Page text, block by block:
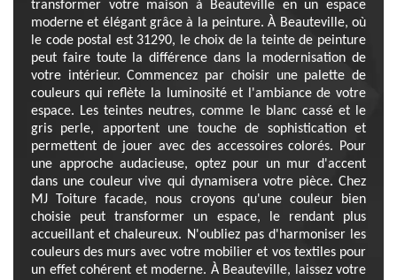
transformer votre maison à Beauteville en un espace
moderne et élégant grâce à la peinture. À Beauteville, où
le code postal est 31290, le choix de la teinte de peinture
peut faire toute la différence dans la modernisation de
votre intérieur. Commencez par choisir une palette de
couleurs qui reflète la luminosité et l'ambiance de votre
espace. Les teintes neutres, comme le blanc cassé et le
gris perle, apportent une touche de sophistication et
permettent de jouer avec des accessoires colorés. Pour
une approche audacieuse, optez pour un mur d'accent
dans une couleur vive qui dynamisera votre pièce. Chez
MJ Toiture facade, nous croyons qu'une couleur bien
choisie peut transformer un espace, le rendant plus
accueillant et chaleureux. N'oubliez pas d'harmoniser les
couleurs des murs avec votre mobilier et vos textiles pour
un effet cohérent et moderne. À Beauteville, laissez votre